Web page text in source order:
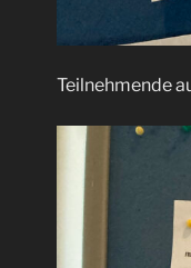
Teilnehmende